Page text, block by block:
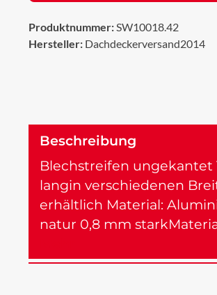
Produktnummer:SW10018.42
Hersteller: Dachdeckerversand2014
Beschreibung
Blechstreifen ungekantet
langin verschiedenen
erhältlich Material:
natur 0,8 mm